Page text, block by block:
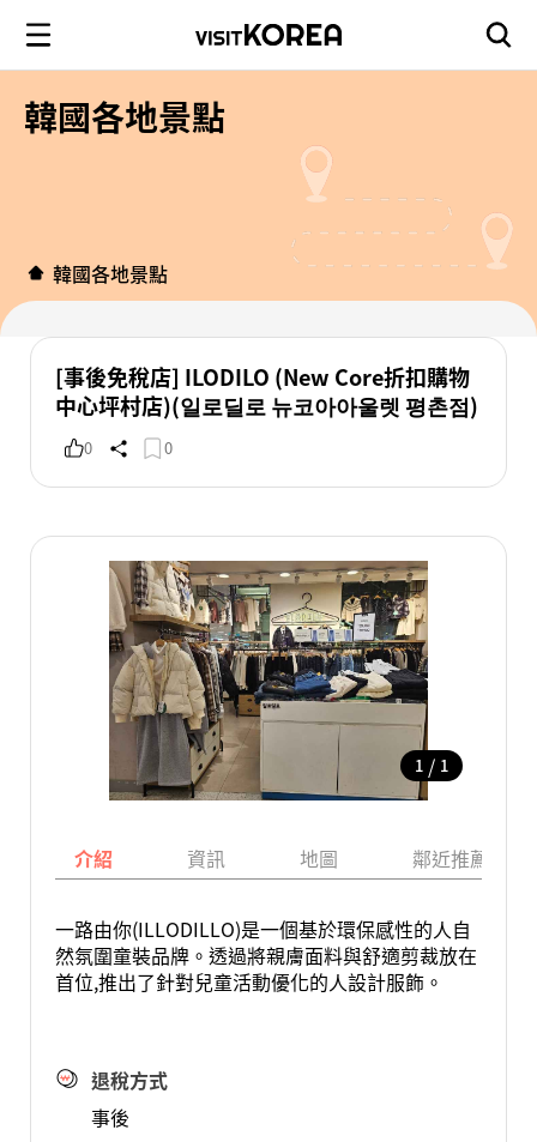
韓國各地景點
韓國各地景點
[事後免稅店] ILODILO (New Core折扣購物
中心坪村店)(일로딜로 뉴코아아울렛 평촌점)
0 0
1 / 1
介紹 資訊 地圖 鄰近推薦景點
一路由你(ILLODILLO)是一個基於環保感性的人自
然氛圍童裝品牌。透過將親膚面料與舒適剪裁放在
首位,推出了針對兒童活動優化的人設計服飾。
退稅方式
事後